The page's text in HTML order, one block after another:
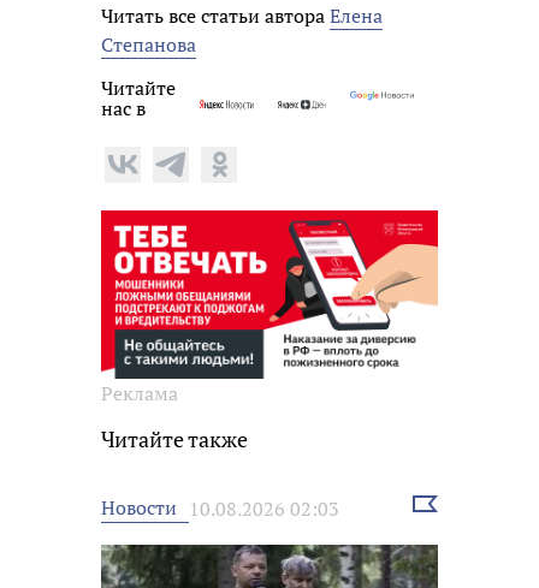
Читать все статьи автораЕлена
Степанова
Читайте
нас в
Реклама
Читайте также
Новости 10.08.2026 02:03
Выбрать